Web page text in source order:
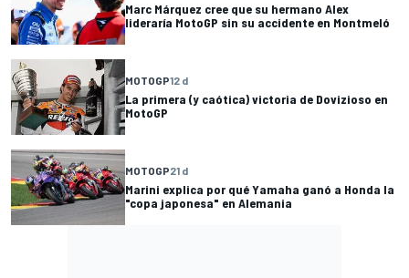
Marc Márquez cree que su hermano Alex
lideraría MotoGP sin su accidente en Montmeló
MOTOGP12 d
La primera (y caótica) victoria de Dovizioso en
MotoGP
MOTOGP21 d
Marini explica por qué Yamaha ganó a Honda la
"copa japonesa" en Alemania